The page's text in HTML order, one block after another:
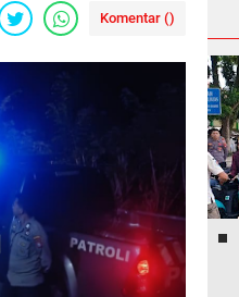
Komentar ()